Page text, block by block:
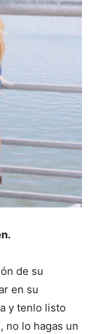
de su
en su
y tenlo listo
no lo hagas un